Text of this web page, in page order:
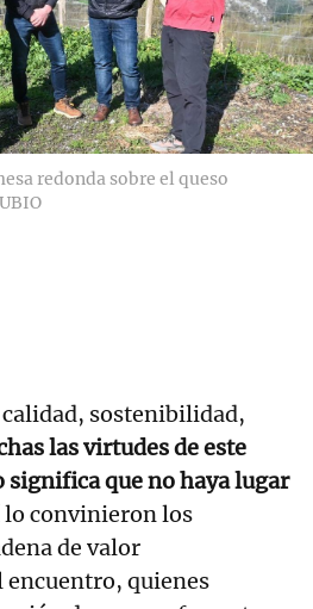
redonda sobre el queso
sostenibilidad,
las virtudes de este
significa que no haya lugar
lo convinieron los
de valor
encuentro, quienes